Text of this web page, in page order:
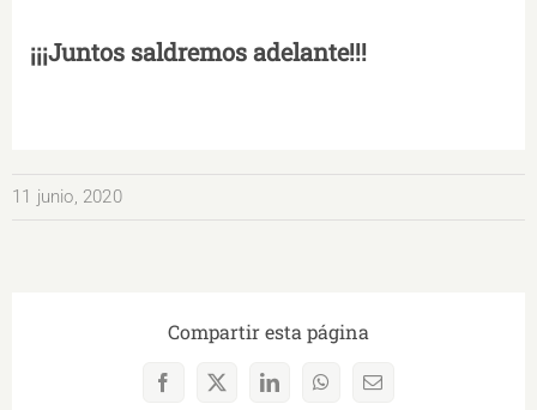
¡¡¡Juntos saldremos adelante!!!
11 junio, 2020
Compartir esta página
Facebook
X LinkedInWhatsAppCorreo